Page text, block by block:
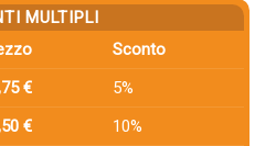
MULTIPLI
Sconto
€
5%
€
10%